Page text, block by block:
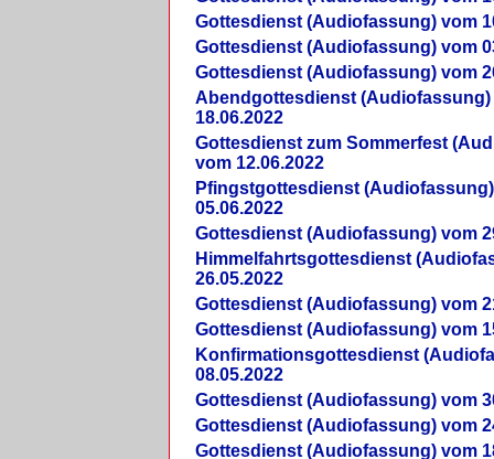
Gottesdienst (Audiofassung) vom
Gottesdienst (Audiofassung) vom
Gottesdienst (Audiofassung) vom
Abendgottesdienst (Audiofassung)
18.06.2022
Gottesdienst zum Sommerfest
vom 12.06.2022
Pfingstgottesdienst
05.06.2022
Gottesdienst (Audiofassung) vom
Himmelfahrtsgottesdienst
26.05.2022
Gottesdienst (Audiofassung) vom
Gottesdienst (Audiofassung) vom
Konfirmationsgottesdienst
08.05.2022
Gottesdienst (Audiofassung) vom
Gottesdienst (Audiofassung) vom
Gottesdienst (Audiofassung) vom